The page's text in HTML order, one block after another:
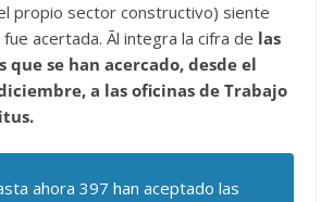
propio sector constructivo) siente
acertada. Ãl integra la cifra de las
que se han acercado, desde el
a las oficinas de Trabajo
ahora 397 han aceptado las